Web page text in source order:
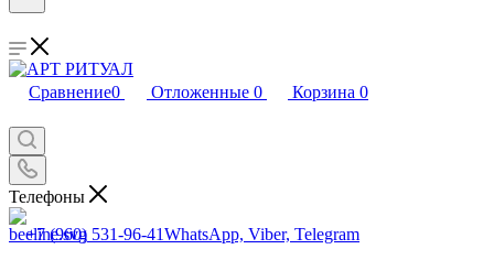
Сравнение0 Отложенные 0 Корзина 0
Телефоны
+7 (960) 531-96-41WhatsApp, Viber, Telegram